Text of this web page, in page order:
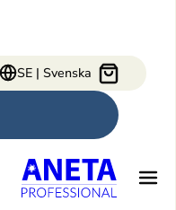
SE | Svenska